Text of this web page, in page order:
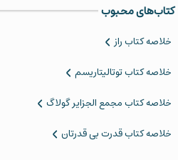
کتاب‌های محبوب
خلاصه کتاب‌ راز
خلاصه کتاب توتالیتاریسم
‌خلاصه کتاب مجمع الجزایر گولاگ
خلاصه کتاب قدرت بی قدرتان